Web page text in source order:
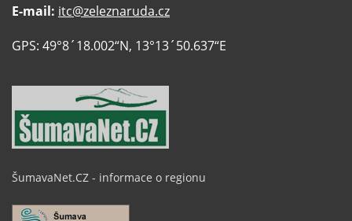
E-mail: itc@zeleznaruda.cz
GPS: 49°8´18.002“N, 13°13´50.637“E
ŠumavaNet.CZ - informace o regionu